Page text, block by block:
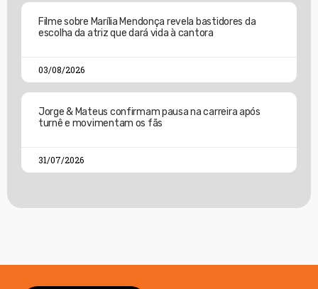
Filme sobre Marília Mendonça revela bastidores da
escolha da atriz que dará vida à cantora
03/08/2026
Jorge & Mateus confirmam pausa na carreira após
turnê e movimentam os fãs
31/07/2026